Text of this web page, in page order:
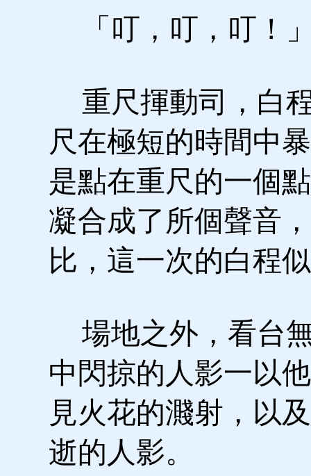
「叮，叮，叮！
重尺揮動司，白
尺在極短的時間中
是點在重尺的一個
凝合成了所個聲音
比，這一次的白程
場地之外，看台
中閃掠的人影一以
見火花的濺射，以
逝的人影。